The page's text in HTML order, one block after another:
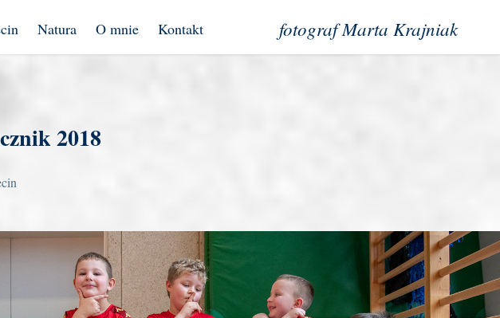
Natura O mnie Kontakt fotograf Marta Krajniak
2018